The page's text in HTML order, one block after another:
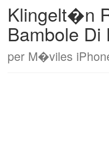
Klingelt�n
Bambole Di
per M�viles